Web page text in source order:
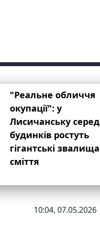
"Реальне обличчя
окупації": у
Лисичанську серед
будинків ростуть
гігантські звалища
сміття
10:04, 07.05.2026